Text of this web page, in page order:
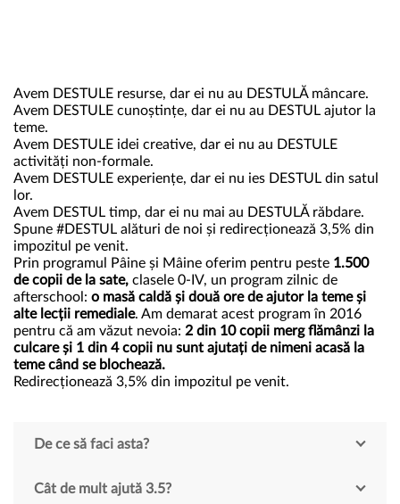
Avem DESTULE resurse, dar ei nu au DESTULĂ mâncare.
Avem DESTULE cunoștințe, dar ei nu au DESTUL ajutor la
teme.
Avem DESTULE idei creative, dar ei nu au DESTULE
activități non-formale.
Avem DESTULE experiențe, dar ei nu ies DESTUL din satul
lor.
Avem DESTUL timp, dar ei nu mai au DESTULĂ răbdare.
Spune #DESTUL alături de noi și redirecționează 3,5% din
impozitul pe venit.
Prin programul Pâine și Mâine oferim pentru peste 1.500
de copii de la sate, clasele 0-IV, un program zilnic de
afterschool: o masă caldă și două ore de ajutor la teme și
alte lecții remediale. Am demarat acest program în 2016
pentru că am văzut nevoia: 2 din 10 copii merg flămânzi la
culcare și 1 din 4 copii nu sunt ajutați de nimeni acasă la
teme când se blochează.
Redirecționează 3,5% din impozitul pe venit.
De ce să faci asta?
Cât de mult ajută 3.5?